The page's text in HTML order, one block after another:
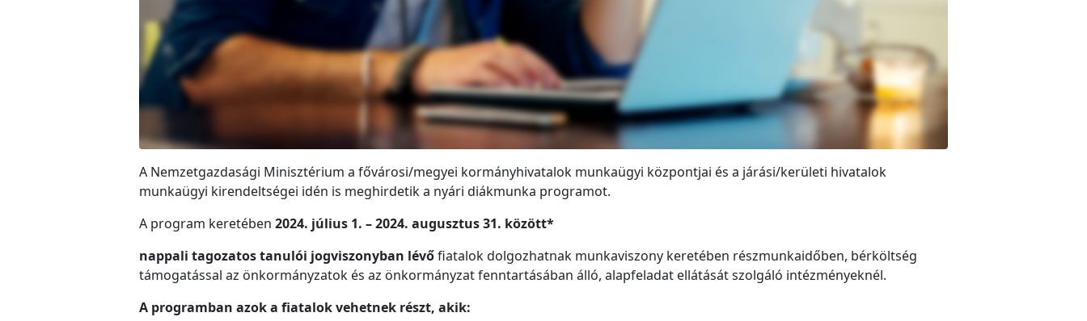
A Nemzetgazdasági Minisztérium a fővárosi/megyei kormányhivatalok munkaügyi központjai és a járási/kerületi hivatalok
munkaügyi kirendeltségei idén is meghirdetik a nyári diákmunka programot.
A program keretében 2024. július 1. – 2024. augusztus 31. között*
nappali tagozatos tanulói jogviszonyban lévőfiatalok dolgozhatnak munkaviszony keretében részmunkaidőben, bérköltség
támogatással az önkormányzatok és az önkormányzat fenntartásában álló, alapfeladat ellátását szolgáló intézményeknél.
A programban azok a fiatalok vehetnek részt, akik: